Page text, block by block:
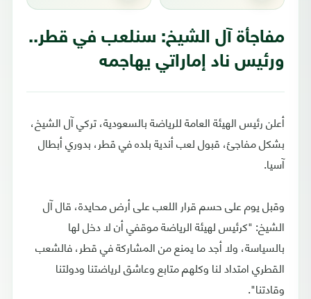
مفاجأة آل الشيخ: سنلعب في قطر..
ورئيس ناد إماراتي يهاجمه‎
أعلن رئيس الهيئة العامة للرياضة بالسعودية، تركي آل الشيخ،
بشكل مفاجئ، قبول لعب أندية بلده في قطر، بدوري أبطال
آسيا.
وقبل يوم على حسم قرار اللعب على أرض محايدة، قال آل
الشيخ: "كرئيس لهيئة الرياضة موقفي أن لا دخل لها
بالسياسة، ولا أجد ما يمنع من المشاركة في قطر، فالشعب
القطري امتداد لنا وكلهم متابع وعاشق لرياضتنا ودولتنا
وقادتنا".